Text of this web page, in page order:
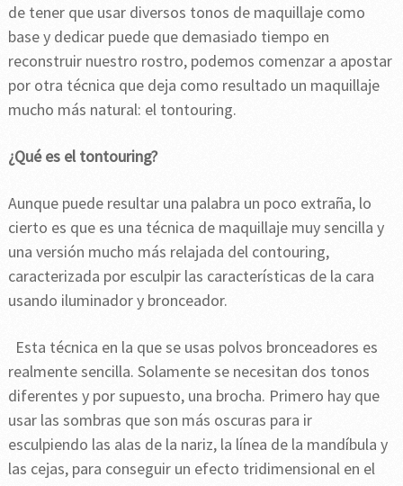
de tener que usar diversos tonos de maquillaje como
base y dedicar puede que demasiado tiempo en
reconstruir nuestro rostro, podemos comenzar a apostar
por otra técnica que deja como resultado un maquillaje
mucho más natural: el tontouring.
¿Qué es el tontouring?
Aunque puede resultar una palabra un poco extraña, lo
cierto es que es una técnica de maquillaje muy sencilla y
una versión mucho más relajada del contouring,
caracterizada por esculpir las características de la cara
usando iluminador y bronceador.
Esta técnica en la que se usas polvos bronceadores es
realmente sencilla. Solamente se necesitan dos tonos
diferentes y por supuesto, una brocha. Primero hay que
usar las sombras que son más oscuras para ir
esculpiendo las alas de la nariz, la línea de la mandíbula y
las cejas, para conseguir un efecto tridimensional en el